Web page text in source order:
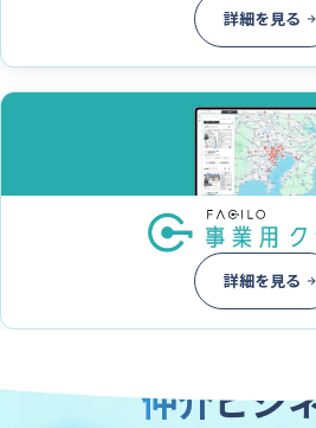
詳細を見る
詳細を見る
仲介ビジ